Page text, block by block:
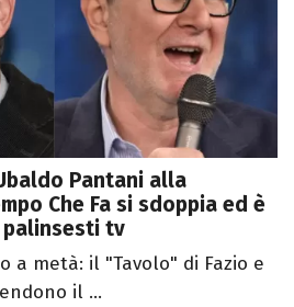
Pantani alla
Che Fa si sdoppia ed è
tv
a metà: il "Tavolo" di Fazio e
il ...